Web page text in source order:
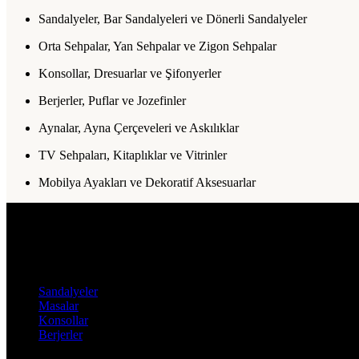
Sandalyeler, Bar Sandalyeleri ve Dönerli Sandalyeler
Orta Sehpalar, Yan Sehpalar ve Zigon Sehpalar
Konsollar, Dresuarlar ve Şifonyerler
Berjerler, Puflar ve Jozefinler
Aynalar, Ayna Çerçeveleri ve Askılıklar
TV Sehpaları, Kitaplıklar ve Vitrinler
Mobilya Ayakları ve Dekoratif Aksesuarlar
Sandalyeler
Masalar
Konsollar
Berjerler